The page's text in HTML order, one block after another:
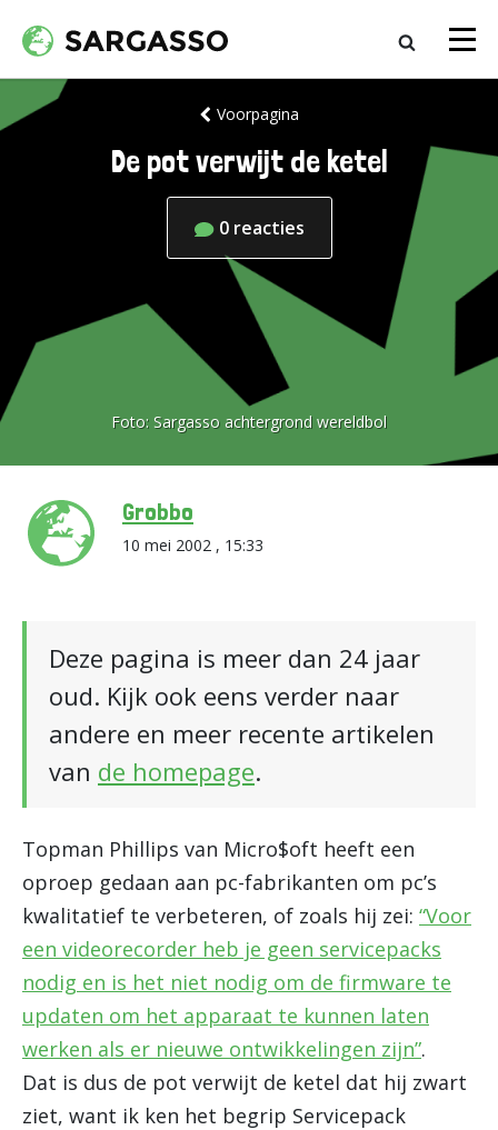
Voorpagina
De pot verwijt de ketel
0 reacties
Foto: Sargasso achtergrond wereldbol
Grobbo
10 mei 2002 , 15:33
Deze pagina is meer dan 24 jaar
oud. Kijk ook eens verder naar
andere en meer recente artikelen
van de homepage.
Topman Phillips van Micro$oft heeft een
oproep gedaan aan pc-fabrikanten om pc’s
kwalitatief te verbeteren, of zoals hij zei: “Voor
een videorecorder heb je geen servicepacks
nodig en is het niet nodig om de firmware te
updaten om het apparaat te kunnen laten
werken als er nieuwe ontwikkelingen zijn”.
Dat is dus de pot verwijt de ketel dat hij zwart
ziet, want ik ken het begrip Servicepack